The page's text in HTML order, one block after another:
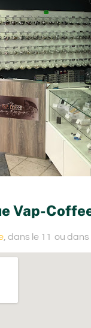
Vap-
, dans le 11 ou dans